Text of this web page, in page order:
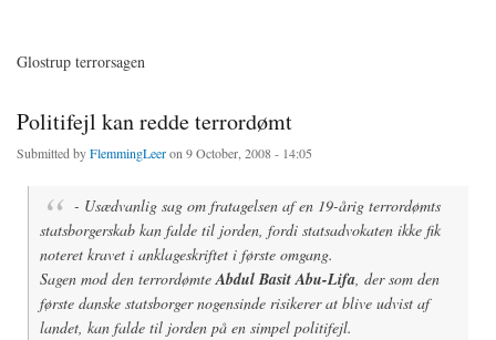
Glostrup terrorsagen
Politifejl kan redde terrordømt
Submitted byFlemmingLeeron 9 October, 2008 - 14:05
- Usædvanlig sag om fratagelsen af en 19-årig terrordømts
statsborgerskab kan falde til jorden, fordi statsadvokaten ikke fik
noteret kravet i anklageskriftet i første omgang.
Sagen mod den terrordømteAbdul Basit Abu-Lifa, der som den
første danske statsborger nogensinde risikerer at blive udvist af
landet, kan falde til jorden på en simpel politifejl.